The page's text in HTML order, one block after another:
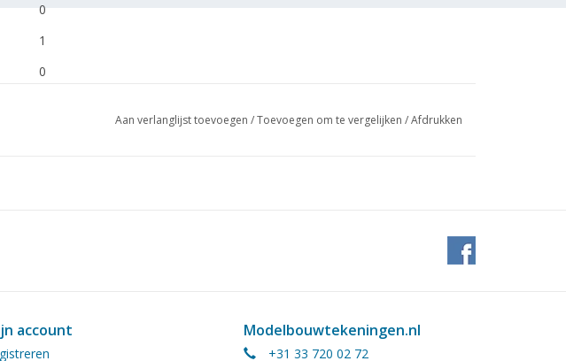
0
1
0
smalspoormaterieel
Aan verlanglijst toevoegen /Toevoegen om te vergelijken /Afdrukken
account Modelbouwtekeningen.nl
+31 33 720 02 72